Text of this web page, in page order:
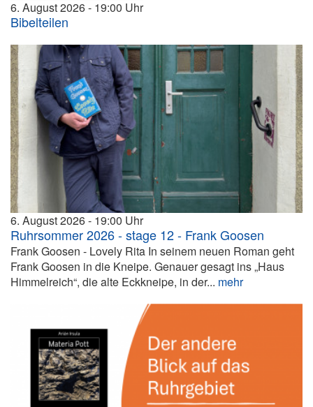
6. August 2026 19:00
Bibelteilen
6. August 2026 19:00
Ruhrsommer 2026 - stage 12 - Frank Goosen
Frank Goosen - Lovely Rita In seinem neuen Roman geht
Frank Goosen in die Kneipe. Genauer gesagt ins „Haus
Himmelreich“, die alte Eckkneipe, in der... mehr